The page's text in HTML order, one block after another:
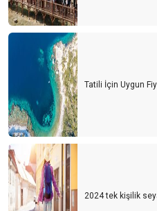
Tatili İçin Uygun
2024 tek kişilik